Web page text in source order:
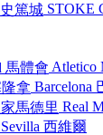
STOKE
Atletico
Barcelona
Real
Sevilla 西維爾